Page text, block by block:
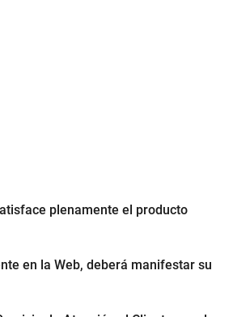
plenamente el producto
en la Web, deberá manifestar su